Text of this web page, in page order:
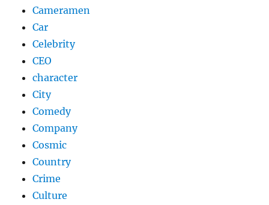
Cameramen
Car
Celebrity
CEO
character
City
Comedy
Company
Cosmic
Country
Crime
Culture